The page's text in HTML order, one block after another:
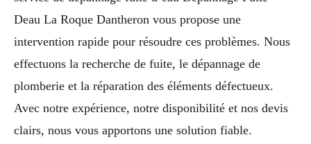
Deau La Roque Dantheron vous propose une
intervention rapide pour résoudre ces problèmes. Nous
effectuons la recherche de fuite, le dépannage de
plomberie et la réparation des éléments défectueux.
Avec notre expérience, notre disponibilité et nos devis
clairs, nous vous apportons une solution fiable.